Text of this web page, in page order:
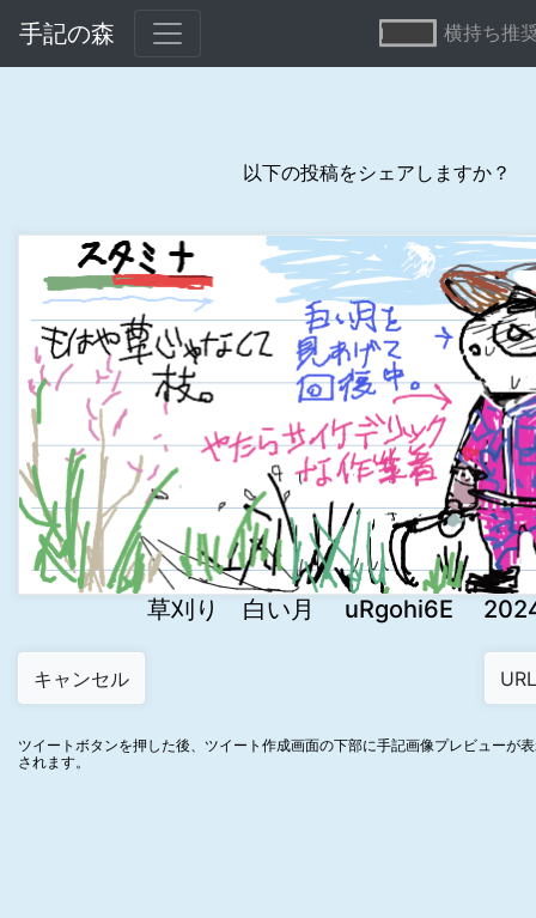
手記の森 横持ち推
以下の投稿をシェアしますか？
草刈り 白い月 uRgohi6E
ツイートボタンを押した後、ツイート作成画面の下部に手記画像プレビューが
されます。